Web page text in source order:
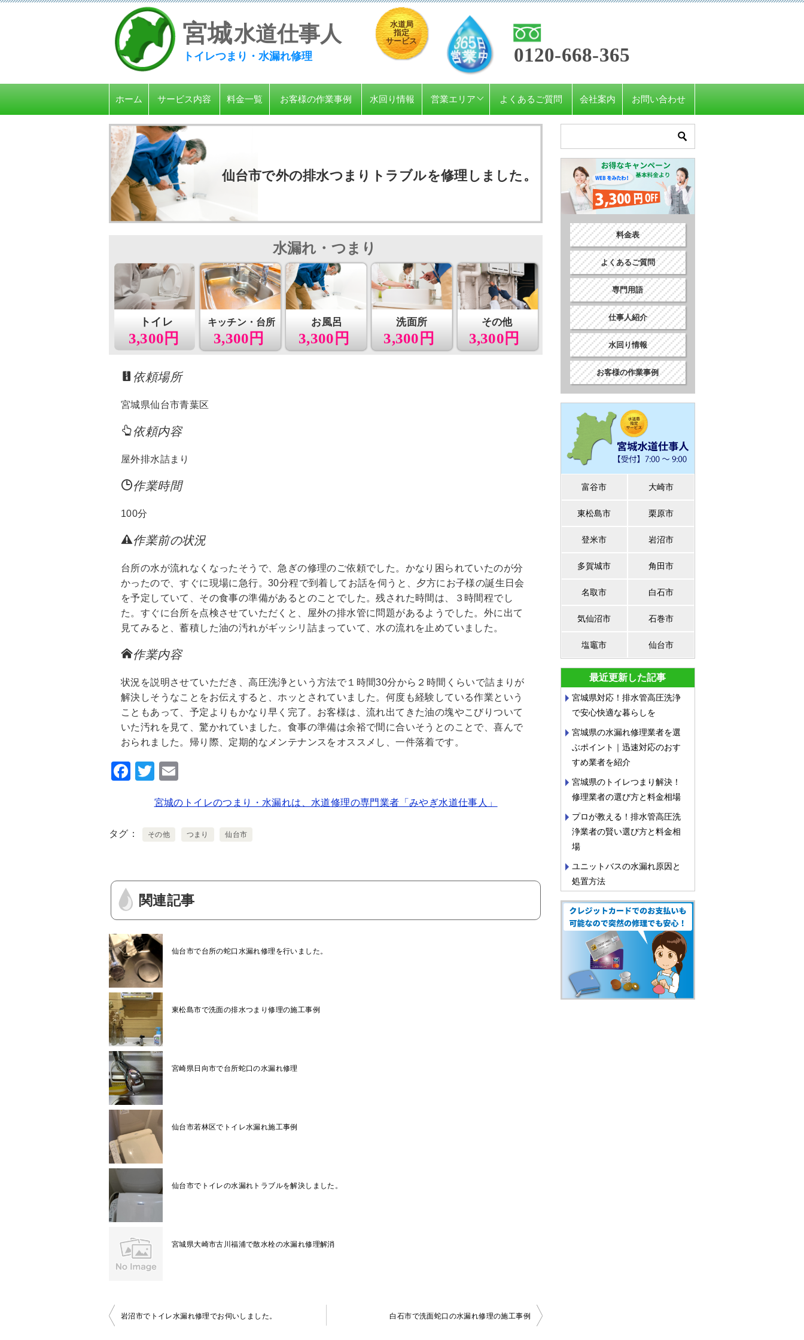
宮城水道仕事人
トイレつまり・水漏れ修理
水道局
指定
サービス
0120-668-365
ホーム サービス内容 料金一覧 お客様の作業事例 水回り情報 営業エリア よくあるご質問 会社案内 お問い合わせ
仙台市で外の排水つまりトラブルを修理しました。
3,300円
トイレ
3,300円
キッチン・台所 お風呂
3,300円
洗面所
3,300円
その他
3,300円
水漏れ・つまり
依頼場所
宮城県仙台市青葉区
依頼内容
屋外排水詰まり
作業時間
100分
作業前の状況
台所の水が流れなくなったそうで、急ぎの修理のご依頼でした。かなり困られていたのが分
かったので、すぐに現場に急行。30分程で到着してお話を伺うと、夕方にお子様の誕生日会
を予定していて、その食事の準備があるとのことでした。残された時間は、３時間程でし
た。すぐに台所を点検させていただくと、屋外の排水管に問題があるようでした。外に出て
見てみると、蓄積した油の汚れがギッシリ詰まっていて、水の流れを止めていました。
作業内容
状況を説明させていただき、高圧洗浄という方法で１時間30分から２時間くらいで詰まりが
解決しそうなことをお伝えすると、ホッとされていました。何度も経験している作業という
こともあって、予定よりもかなり早く完了。お客様は、流れ出てきた油の塊やこびりついて
いた汚れを見て、驚かれていました。食事の準備は余裕で間に合いそうとのことで、喜んで
おられました。帰り際、定期的なメンテナンスをオススメし、一件落着です。
F
e
o
k
T
tt
er
ai
宮城のトイレのつまり・水漏れは、水道修理の専門業者「みやぎ水道仕事人」
タグ その他 つまり 仙台市
関連記事
仙台市で台所の蛇口水漏れ修理を行いました。
東松島市で洗面の排水つまり修理の施工事例
宮崎県日向市で台所蛇口の水漏れ修理
仙台市若林区でトイレ水漏れ施工事例
仙台市でトイレの水漏れトラブルを解決しました。
宮城県大崎市古川福浦で散水栓の水漏れ修理解消
岩沼市でトイレ水漏れ修理でお伺いしました。 白石市で洗面蛇口の水漏れ修理の施工事例
料金表
よくあるご質問
専門用語
仕事人紹介
水回り情報
お客様の作業事例
富谷市 大崎市
東松島市 栗原市
登米市 岩沼市
多賀城市 角田市
名取市 白石市
気仙沼市 石巻市
塩竈市 仙台市
最近更新した記事
宮城県対応！排水管高圧洗浄
で安心快適な暮らしを
宮城県の水漏れ修理業者を選
ぶポイント｜迅速対応のおす
すめ業者を紹介
宮城県のトイレつまり解決！
修理業者の選び方と料金相場
プロが教える！排水管高圧洗
浄業者の賢い選び方と料金相
場
ユニットバスの水漏れ原因と
処置方法